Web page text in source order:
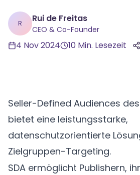
R Rui de Freitas
CEO & Co-Founder
4 Nov 2024 10 Min. Lesezeit
Seller-Defined Audiences des
bietet eine leistungsstarke,
datenschutzorientierte
Zielgruppen-Targeting.
SDA ermöglicht Publishern,